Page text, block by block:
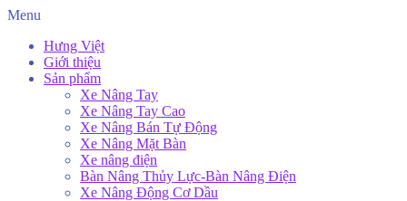
Menu
Hưng Việt
Giới thiệu
Sản phẩm
Xe Nâng Tay
Xe Nâng Tay Cao
Xe Nâng Bán Tự Động
Xe Nâng Mặt Bàn
Xe nâng điện
Bàn Nâng Thủy Lực-Bàn Nâng Điện
Xe Nâng Động Cơ Dầu